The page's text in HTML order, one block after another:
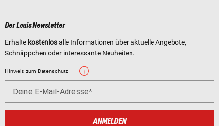
Der Louis Newsletter
Erhalte kostenlosalle Informationen über aktuelle Angebote,
Schnäppchen oder interessante Neuheiten.
Hinweis zum Datenschutz
Deine E-Mail-Adresse
ANMELDEN